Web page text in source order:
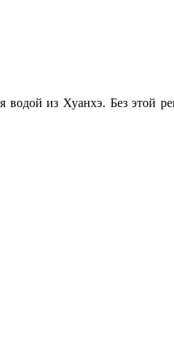
из Хуанхэ. Без этой